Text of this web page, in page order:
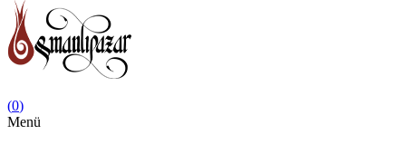
(0)
Menü